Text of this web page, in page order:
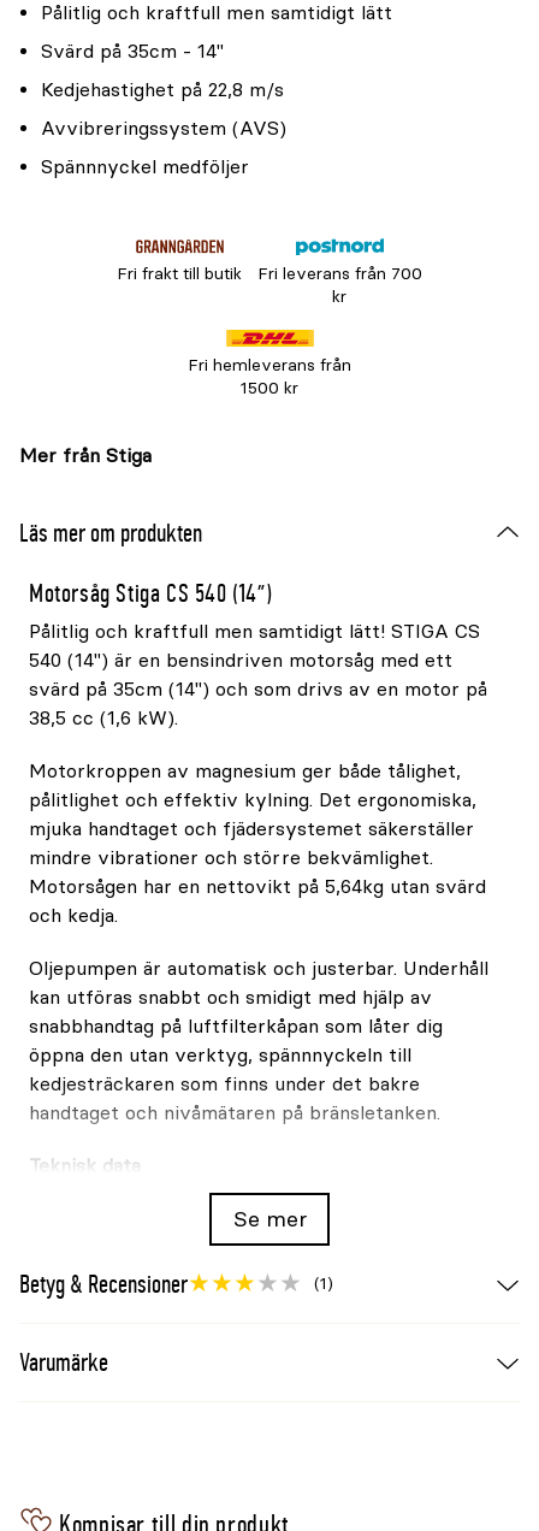
Pålitlig och kraftfull men samtidigt lätt
Svärd på 35cm - 14"
Kedjehastighet på 22,8 m/s
Avvibreringssystem (AVS)
Spännnyckel medföljer
Fri frakt till butik
Fri leverans från 700
kr
Fri hemleverans från
1500 kr
Mer från Stiga
Läs mer om produkten
Motorsåg Stiga CS 540 (14")
Pålitlig och kraftfull men samtidigt lätt! STIGA CS
540 (14") är en bensindriven motorsåg med ett
svärd på 35cm (14") och som drivs av en motor på
38,5 cc (1,6 kW).
Motorkroppen av magnesium ger både tålighet,
pålitlighet och effektiv kylning. Det ergonomiska,
mjuka handtaget och fjädersystemet säkerställer
mindre vibrationer och större bekvämlighet.
Motorsågen har en nettovikt på 5,64kg utan svärd
och kedja.
Oljepumpen är automatisk och justerbar. Underhåll
kan utföras snabbt och smidigt med hjälp av
snabbhandtag på luftfilterkåpan som låter dig
öppna den utan verktyg, spännnyckeln till
kedjesträckaren som finns under det bakre
handtaget och nivåmätaren på bränsletanken.
Teknisk data
Motor cylindervolym: 38,5 cc
Avvibrering AVS: Ja
Snabbkedjespänning: Nej
Kedja: 3/8" .050" (91PX-53X)
Vikt motorkropp: 5,64kg
Se mer
Betyg & Recensioner (1)
Varumärke
Kompisar till din produkt